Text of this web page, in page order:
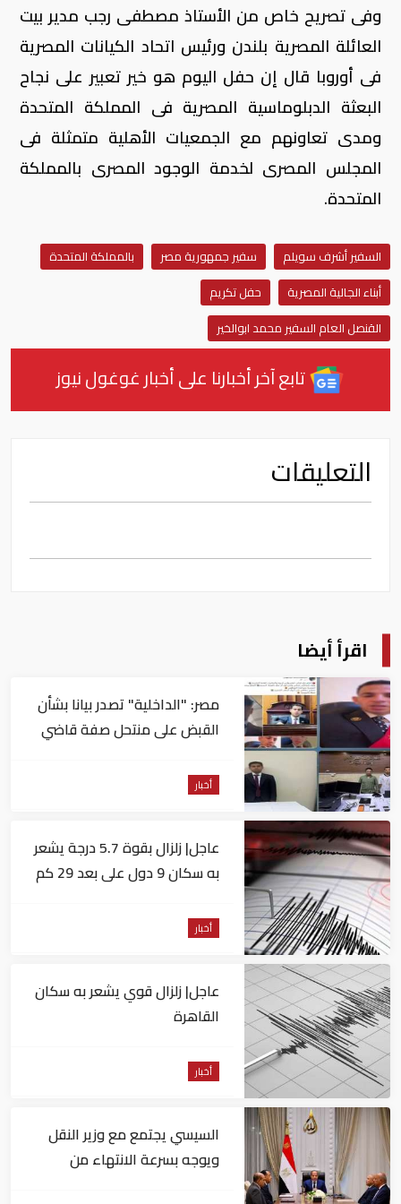
وفى تصريح خاص من الأستاذ مصطفى رجب مدير بيت
العائلة المصرية بلندن ورئيس اتحاد الكيانات المصرية
فى أوروبا قال إن حفل اليوم هو خير تعبير على نجاح
البعثة الدبلوماسية المصرية فى المملكة المتحدة
ومدى تعاونهم مع الجمعيات الأهلية متمثلة فى
المجلس المصرى لخدمة الوجود المصرى بالمملكة
المتحدة.
السفير أشرف سويلم سفير جمهورية مصر
بالمملكة المتحدة
أبناء الجالية المصرية
حفل تكريم
القنصل العام السفير محمد ابوالخير
تابع آخر أخبارنا على أخبار غوغول نيوز
التعليقات
اقرأ أيضا
مصر: "الداخلية" تصدر بيانا بشأن
القبض على منتحل صفة قاضي
أخبار
عاجل| زلزال بقوة 5.7 درجة يشعر
به سكان 9 دول على بعد 29 كم
أخبار
عاجل| زلزال قوي يشعر به سكان
القاهرة
أخبار
السيسي يجتمع مع وزير النقل
ويوجه بسرعة الانتهاء من